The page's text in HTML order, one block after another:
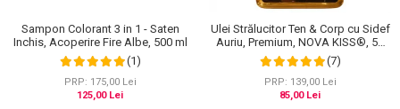
Sampon Colorant 3 in 1 - Saten
Inchis, Acoperire Fire Albe, 500 ml
(1)
PRP: 175,00 Lei
125,00 Lei
Ulei Strălucitor Ten & Corp cu Sidef
Auriu, Premium, NOVA KISS®, 50
ml
(7)
PRP: 139,00 Lei
85,00 Lei